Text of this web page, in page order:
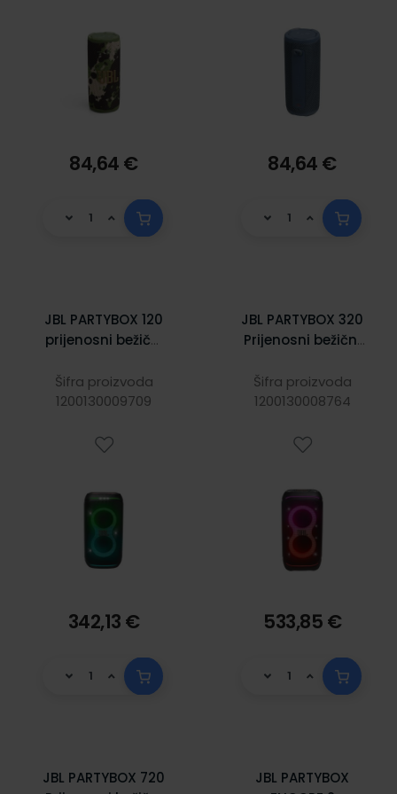
84,64 € 84,64 €
JBL PARTYBOX 120
prijenosni bežični
snage 160W, crni
Šifra proizvoda
1200130009709
342,13 €
JBL PARTYBOX 320
Prijenosni bežični
velike snage
240W, Bluetooth,
osvjetljenje, crni
Šifra proizvoda
1200130008764
533,85 €
JBL PARTYBOX 720
JBL PARTYBOX